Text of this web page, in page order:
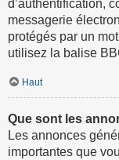
d’authentification,
messagerie
protégés par un
utilisez la balise
Haut
Que sont les
Les annonces
importantes que